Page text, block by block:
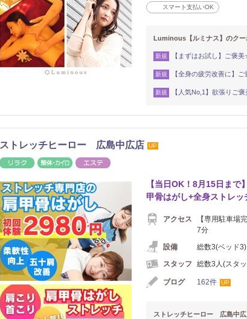
スマート支払いOK
Luminous【ルミナス】のクー
新規 【まずはお試し】ご褒
新規 【全身の疲労改善に】
新規 【人気No,1】欲張りご
ストレッチヒーロー 広島中広店 UP
リラク 整体・カイロ
【当日OK！8月15日まで
甲骨はがし+全身ストレッ
アクセス
【専用駐車場
7分
設備
総数3(ベッド3)
スタッフ
総数3人(スタ
ブログ 162件 UP
ストレッチヒーロー 広島中広